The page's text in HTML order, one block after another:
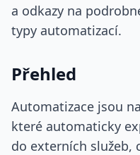
a odkazy na
typy automatizací.
Přehled
Automatizace jsou
které automaticky
do externích služeb,